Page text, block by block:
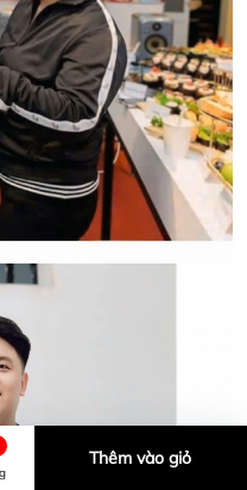
và PHÂN PHỐI CÁC
Thêm vào giỏ